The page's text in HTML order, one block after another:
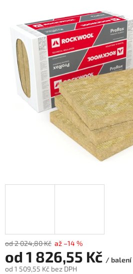
hvězdiček.
od 2 024,80 Kč až –14 %
od 1 826,55 Kč / balení
od 1 509,55 Kč bez DPH